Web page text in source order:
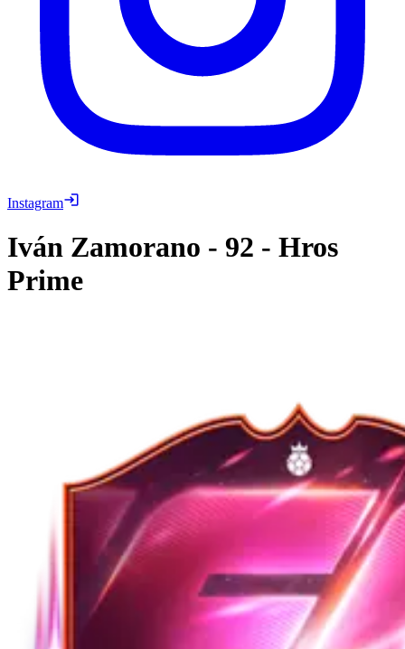
Instagram
Iván Zamorano - 92 - Hros
Prime